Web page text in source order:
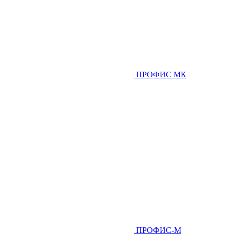
ПРОФИС МК
ПРОФИС-М